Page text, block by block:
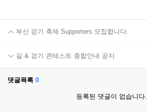
부산 걷기 축제 Supporters 모집합니다.
길 & 걷기 콘테스트 종합안내 공지
댓글목록 0
등록된 댓글이 없습니다.